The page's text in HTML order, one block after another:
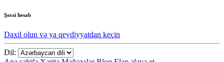
Şəxsi hesab
Daxil olun və ya qeydiyyatdan keçin
Dil: